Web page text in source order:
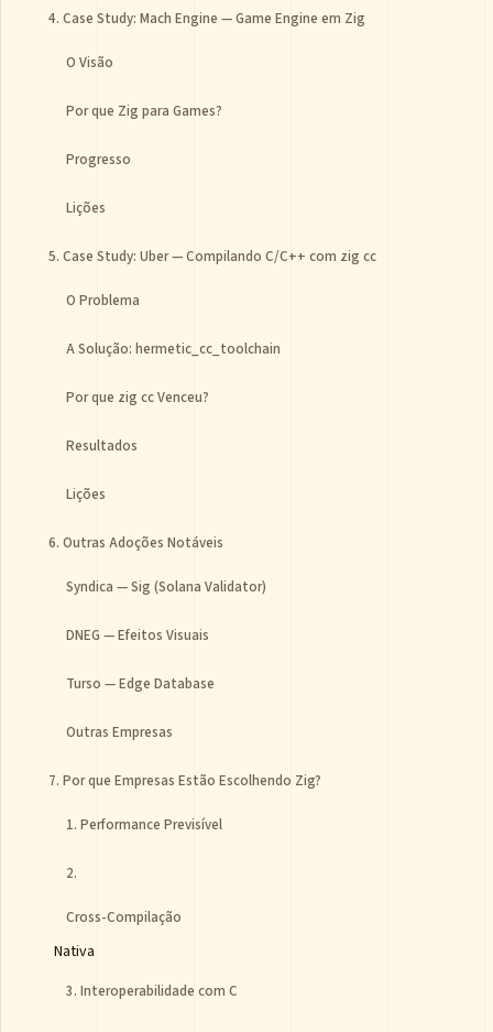
4. Case Study: Mach Engine — Game Engine em Zig
O Visão
Por que Zig para Games?
Progresso
Lições
5. Case Study: Uber — Compilando C/C++ com zig cc
O Problema
A Solução: hermetic_cc_toolchain
Por que zig cc Venceu?
Resultados
Lições
6. Outras Adoções Notáveis
Syndica — Sig (Solana Validator)
DNEG — Efeitos Visuais
Turso — Edge Database
Outras Empresas
7. Por que Empresas Estão Escolhendo Zig?
1. Performance Previsível
2.
Cross-Compilação
Nativa
3. Interoperabilidade com C